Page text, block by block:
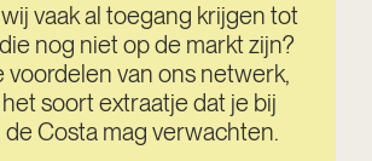
vaak al toegang krijgen tot
nog niet op de markt zijn?
voordelen van ons netwerk,
soort extraatje dat je bij
de Costa mag verwachten.